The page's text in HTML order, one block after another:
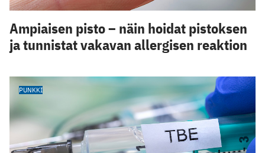
Ampiaisen pisto – näin hoidat pistoksen
ja tunnistat vakavan allergisen reaktion
PUNKKI